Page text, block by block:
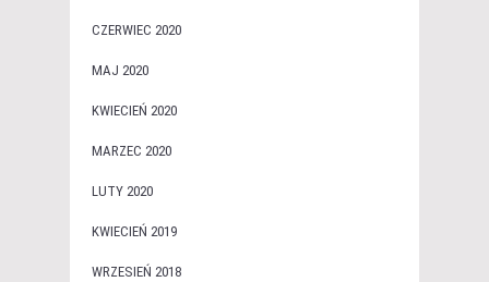
CZERWIEC 2020
MAJ 2020
KWIECIEŃ 2020
MARZEC 2020
LUTY 2020
KWIECIEŃ 2019
WRZESIEŃ 2018